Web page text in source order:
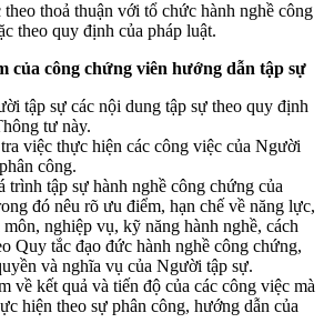
thoả thuận với tổ chức hành nghề công
theo quy định của pháp luật.
của công chứng viên hướng dẫn tập sự
tập sự các nội dung tập sự theo quy định
tư này.
việc thực hiện các công việc của Người
công.
trình tập sự hành nghề công chứng của
đó nêu rõ ưu điểm, hạn chế về năng lực,
nghiệp vụ, kỹ năng hành nghề, cách
Quy tắc đạo đức hành nghề công chứng,
và nghĩa vụ của Người tập sự.
về kết quả và tiến độ của các công việc mà
hiện theo sự phân công, hướng dẫn của